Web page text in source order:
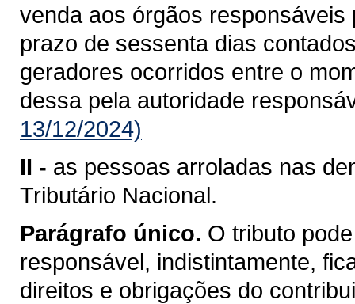
venda aos órgãos
prazo de sessenta dias
geradores ocorridos entre o
dessa pela autoridade
13/12/2024)
II - as pessoas arroladas nas
Tributário Nacional.
Parágrafo único. O tributo
responsável, indistintamente,
direitos e obrigações do